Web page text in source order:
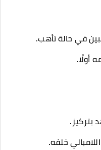
في حالة تأهب.
أولًا.
بتركيز.
خلفه.